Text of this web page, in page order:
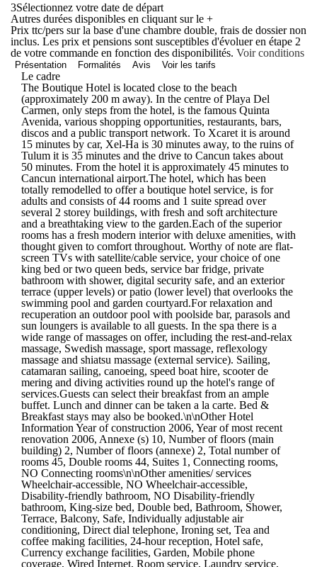
3Sélectionnez votre date de départ
Autres durées disponibles en cliquant sur le +
Prix ttc/pers sur la base d'une chambre double, frais de dossier non
inclus. Les prix et pensions sont susceptibles d'évoluer en étape 2
de votre commande en fonction des disponibilités. Voir conditions
Présentation Formalités Avis Voir les tarifs
Le cadre
The Boutique Hotel is located close to the beach
(approximately 200 m away). In the centre of Playa Del
Carmen, only steps from the hotel, is the famous Quinta
Avenida, various shopping opportunities, restaurants, bars,
discos and a public transport network. To Xcaret it is around
15 minutes by car, Xel-Ha is 30 minutes away, to the ruins of
Tulum it is 35 minutes and the drive to Cancun takes about
50 minutes. From the hotel it is approximately 45 minutes to
Cancun international airport.The hotel, which has been
totally remodelled to offer a boutique hotel service, is for
adults and consists of 44 rooms and 1 suite spread over
several 2 storey buildings, with fresh and soft architecture
and a breathtaking view to the garden.Each of the superior
rooms has a fresh modern interior with deluxe amenities, with
thought given to comfort throughout. Worthy of note are flat-
screen TVs with satellite/cable service, your choice of one
king bed or two queen beds, service bar fridge, private
bathroom with shower, digital security safe, and an exterior
terrace (upper levels) or patio (lower level) that overlooks the
swimming pool and garden courtyard.For relaxation and
recuperation an outdoor pool with poolside bar, parasols and
sun loungers is available to all guests. In the spa there is a
wide range of massages on offer, including the rest-and-relax
massage, Swedish massage, sport massage, reflexology
massage and shiatsu massage (external service). Sailing,
catamaran sailing, canoeing, speed boat hire, scooter de
mering and diving activities round up the hotel's range of
services.Guests can select their breakfast from an ample
buffet. Lunch and dinner can be taken a la carte. Bed &
Breakfast stays may also be booked.\n\nOther Hotel
Information Year of construction 2006, Year of most recent
renovation 2006, Annexe (s) 10, Number of floors (main
building) 2, Number of floors (annexe) 2, Total number of
rooms 45, Double rooms 44, Suites 1, Connecting rooms,
NO Connecting rooms\n\nOther amenities/ services
Wheelchair-accessible, NO Wheelchair-accessible,
Disability-friendly bathroom, NO Disability-friendly
bathroom, King-size bed, Double bed, Bathroom, Shower,
Terrace, Balcony, Safe, Individually adjustable air
conditioning, Direct dial telephone, Ironing set, Tea and
coffee making facilities, 24-hour reception, Hotel safe,
Currency exchange facilities, Garden, Mobile phone
coverage, Wired Internet, Room service, Laundry service,